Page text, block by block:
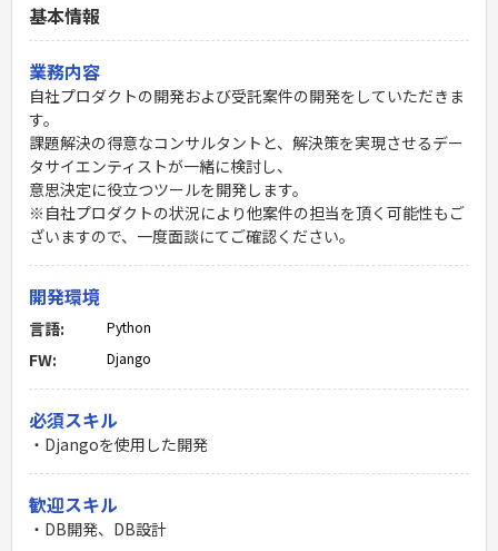
基本情報
業務内容
自社プロダクトの開発および受託案件の開発をしていただきま
す。
課題解決の得意なコンサルタントと、解決策を実現させるデー
タサイエンティストが一緒に検討し、
意思決定に役立つツールを開発します。
※自社プロダクトの状況により他案件の担当を頂く可能性もご
ざいますので、一度面談にてご確認ください。
開発環境
言語: Python
FW: Django
必須スキル
・Djangoを使用した開発
歓迎スキル
・DB開発、DB設計